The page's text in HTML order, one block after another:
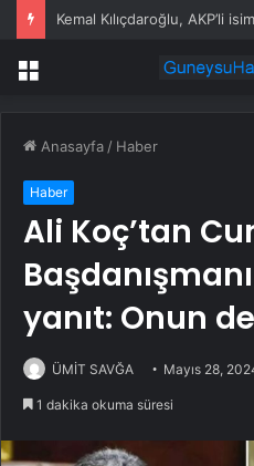
Kemal Kılıçdaroğlu, AKP’li
Menü
Anasayfa / Haber
Haber
Ali Koç’tan
yanıt: Onun
ÜMİT SAVĞA Mayıs 28,
1 dakika okuma süresi